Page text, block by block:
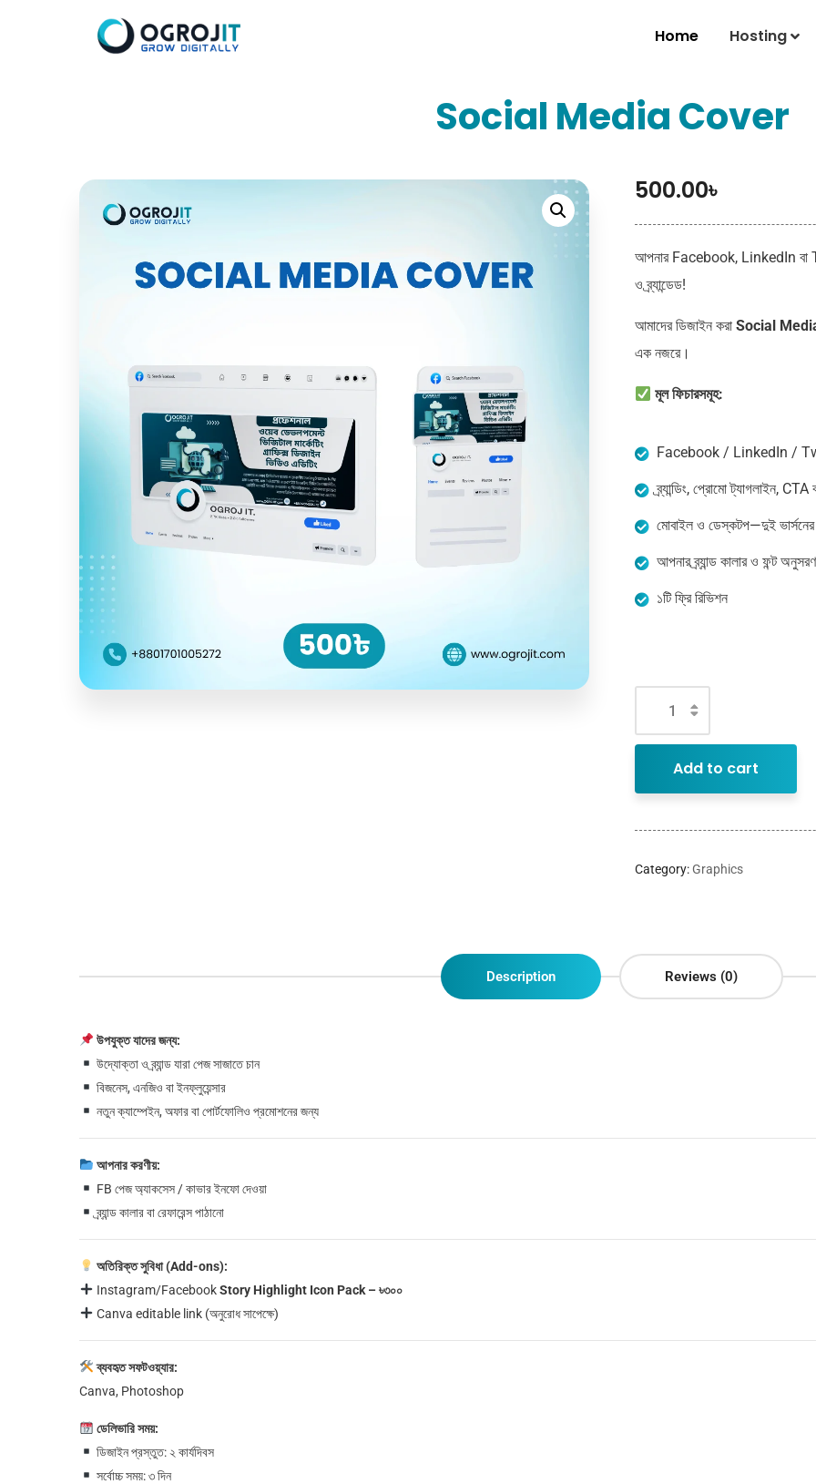
Home Hosting
Social Media Cover
500.00৳
আপনার Facebook, LinkedIn বা
ও ব্র্যান্ডেড!
আমাদের ডিজাইন করা Social
এক নজরে।
মূল ফিচারসমূহ:
Facebook / LinkedIn /
ব্র্যান্ডিং, প্রোমো ট্যাগলাইন, CTA
মোবাইল ও ডেস্কটপ—দুই
আপনার ব্র্যান্ড কালার ও ফন্ট
১টি ফ্রি রিভিশন
Add to cart
Category:Graphics
Description Reviews (0)
উপযুক্ত যাদের জন্য:
উদ্যোক্তা ও ব্র্যান্ড যারা পেজ সাজাতে চান
বিজনেস, এনজিও বা ইনফ্লুয়েন্সার
নতুন ক্যাম্পেইন, অফার বা পোর্টফোলিও প্রমোশনের জন্য
আপনার করণীয়:
FB পেজ অ্যাকসেস / কাভার ইনফো দেওয়া
ব্র্যান্ড কালার বা রেফারেন্স পাঠানো
অতিরিক্ত সুবিধা (Add-ons):
Instagram/FacebookStory Highlight Icon Pack – ৳৩০০
Canva editable link (অনুরোধ সাপেক্ষে)
ব্যবহৃত সফটওয়্যার:
Canva, Photoshop
ডেলিভারি সময়:
ডিজাইন প্রস্তুত: ২ কার্যদিবস
সর্বোচ্চ সময়: ৩ দিন